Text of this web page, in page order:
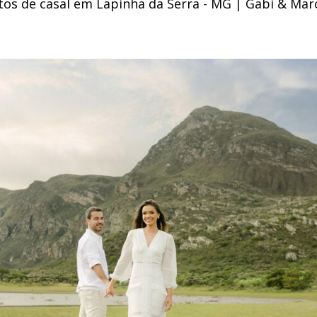
de casal em Lapinha da Serra - MG | Gabi &